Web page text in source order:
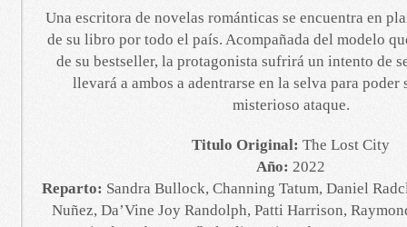
Una escritora de novelas románticas se encuentra en
de su libro por todo el país. Acompañada del modelo
de su bestseller, la protagonista sufrirá un intento de
llevará a ambos a adentrarse en la selva para poder
misterioso ataque.
Titulo Original: The Lost City
Año: 2022
Reparto: Sandra Bullock, Channing Tatum, Daniel
Nuñez, Da’Vine Joy Randolph, Patti Harrison,